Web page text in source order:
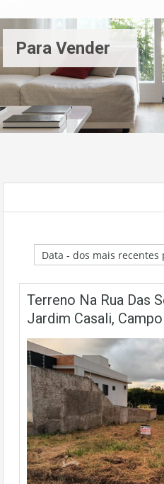
Para Vender
Terreno Na Rua Das
Jardim Casali,